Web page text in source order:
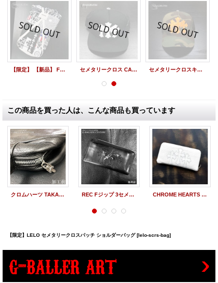
【限定】 【新品】 FOTI Tシャツパッチワーク バッグ インボイス原本付 セメタリークロス CAP 白 クロムハーツ 激レア セメタリークロスキャップ カモフラ 国内在庫無
この商品を買った人は、こんな商品も買っています
クロムハーツ TAKA ショルダーバッグ ファスナー修理 REC Fジップ 3セメタリークロスパッチ ウォレット 修理 CHROME HEARTS クロムハーツ REC Fジップ 3セメタリークロスパッチ レザーウォレット 白 | 260202
【限定】LELO セメタリークロスパッチ ショルダーバッグ[lelo-scrs-bag]